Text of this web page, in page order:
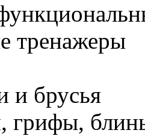
тренажеры
и брусья
грифы,